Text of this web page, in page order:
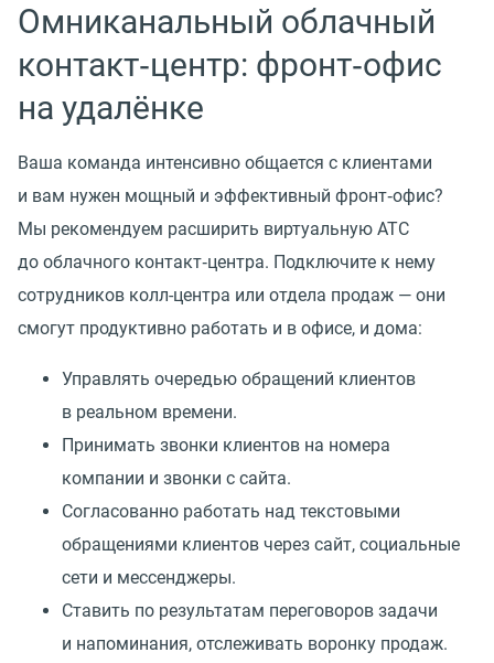
Омниканальный облачный
контакт‑центр: фронт‑офис
на удалёнке
Ваша команда интенсивно общается с клиентами
и вам нужен мощный и эффективный фронт‑офис?
Мы рекомендуем расширить виртуальную АТС
до облачного контакт‑центра. Подключите к нему
сотрудников колл-центра или отдела продаж — они
смогут продуктивно работать и в офисе, и дома:
Управлять очередью обращений клиентов
в реальном времени.
Принимать звонки клиентов на номера
компании и звонки с сайта.
Согласованно работать над текстовыми
обращениями клиентов через сайт, социальные
сети и мессенджеры.
Ставить по результатам переговоров задачи
и напоминания, отслеживать воронку продаж.